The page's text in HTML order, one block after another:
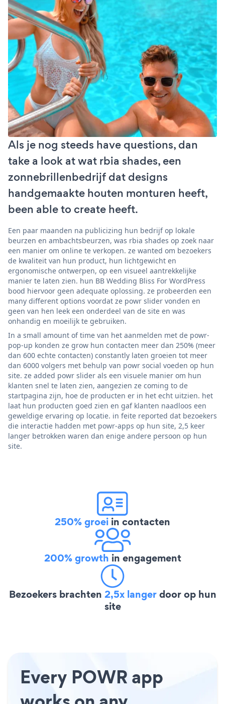
Als je nog steeds have questions, dan
take a look at wat rbia shades, een
zonnebrillenbedrijf dat designs
handgemaakte houten monturen heeft,
been able to create heeft.
Een paar maanden na publicizing hun bedrijf op lokale
beurzen en ambachtsbeurzen, was rbia shades op zoek naar
een manier om online te verkopen. ze wanted om bezoekers
de kwaliteit van hun product, hun lichtgewicht en
ergonomische ontwerpen, op een visueel aantrekkelijke
manier te laten zien. hun BB Wedding Bliss For WordPress
bood hiervoor geen adequate oplossing. ze probeerden een
many different options voordat ze powr slider vonden en
geen van hen leek een onderdeel van de site en was
onhandig en moeilijk te gebruiken.
In a small amount of time van het aanmelden met de powr-
pop-up konden ze grow hun contacten meer dan 250% (meer
dan 600 echte contacten) constantly laten groeien tot meer
dan 6000 volgers met behulp van powr social voeden op hun
site. ze added powr slider als een visuele manier om hun
klanten snel te laten zien, aangezien ze coming to de
startpagina zijn, hoe de producten er in het echt uitzien. het
laat hun producten goed zien en gaf klanten naadloos een
geweldige ervaring op locatie. in feite reported dat bezoekers
die interactie hadden met powr-apps op hun site, 2,5 keer
langer betrokken waren dan enige andere persoon op hun
site.
250% groei in contacten
200% growth in engagement
Bezoekers brachten 2,5x langerdoor op hun
site
Every POWR app